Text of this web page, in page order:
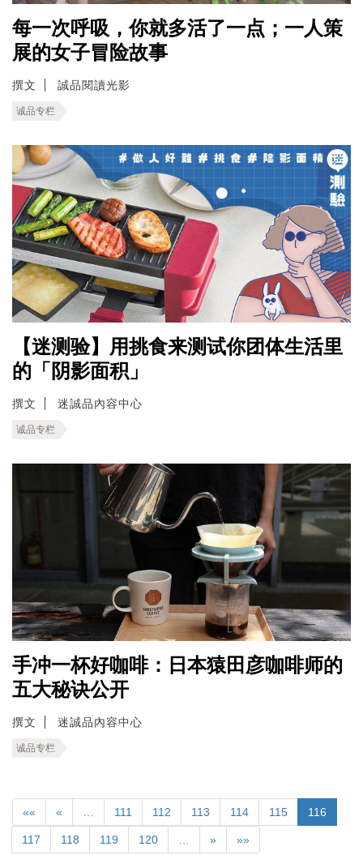
每一次呼吸，你就多活了一点；一人策
展的女子冒险故事
撰文 誠品閱讀光影
诚品专栏
【迷测验】用挑食来测试你团体生活里
的「阴影面积」
撰文 迷誠品內容中心
诚品专栏
手冲一杯好咖啡：日本猿田彦咖啡师的
五大秘诀公开
撰文 迷誠品內容中心
诚品专栏
«« « 111 112 113 114 115 116
117 118 119 120 » »»